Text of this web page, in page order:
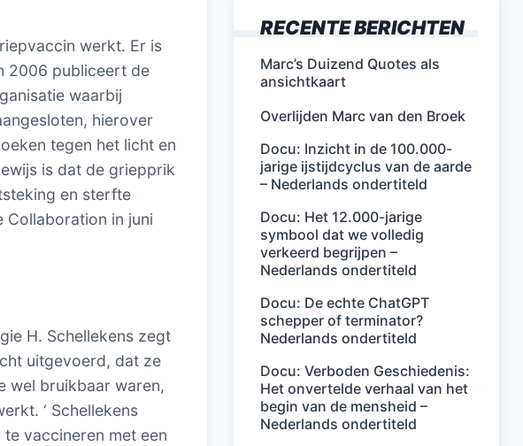
werkt. Er is
2006 publiceert de
waarbij
hierover
tegen het licht en
is dat de griepprik
en sterfte
Collaboration in juni
H. Schellekens zegt
uitgevoerd, dat ze
wel bruikbaar waren,
‘ Schellekens
vaccineren met een
RECENTE BERICHTEN
Marc’s Duizend Quotes als
ansichtkaart
Overlijden Marc van den Broek
Docu: Inzicht in de 100.000-
jarige ijstijdcyclus van de aarde
– Nederlands ondertiteld
Docu: Het 12.000-jarige
symbool dat we volledig
verkeerd begrijpen –
Nederlands ondertiteld
Docu: De echte ChatGPT
schepper of terminator?
Nederlands ondertiteld
Docu: Verboden Geschiedenis:
Het onvertelde verhaal van het
begin van de mensheid –
Nederlands ondertiteld